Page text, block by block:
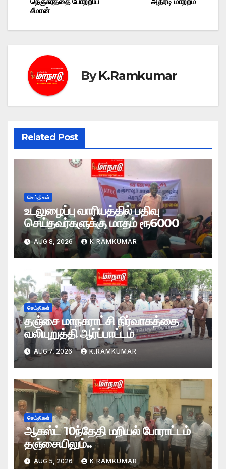
சீமான்
ByK.Ramkumar
Related Post
செய்திகள்
உடலுழைப்பு வாரியத்தில் பதிவு
செய்தவர்களுக்கு மாதம் ரூ6000
AUG 8, 2026 K.RAMKUMAR
செய்திகள்
தஞ்சை மாநகராட்சி நிர்வாகத்தை
வலியுறுத்தி ஆர்ப்பாட்டம்
AUG 7, 2026 K.RAMKUMAR
செய்திகள்
ஆகஸ்ட் 10ந்தேதி மறியல் போராட்டம்
தஞ்சையிலும்..
AUG 5, 2026 K.RAMKUMAR